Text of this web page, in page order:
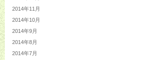
2014年11月
2014年10月
2014年9月
2014年8月
2014年7月